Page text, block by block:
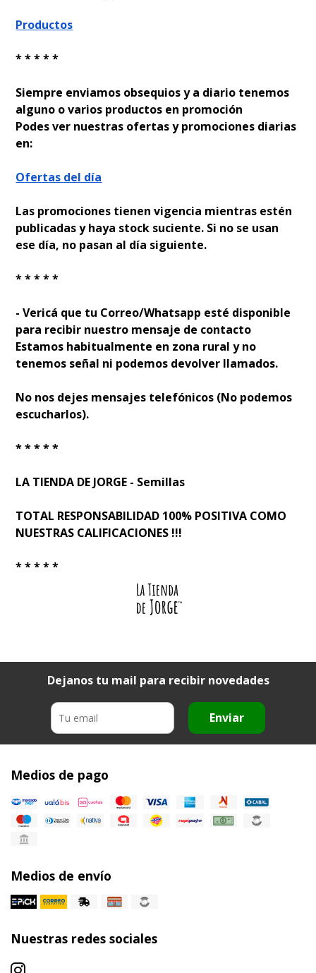
Productos
* * * * *
Siempre enviamos obsequios y a diario tenemos
alguno o varios productos en promoción
Podes ver nuestras ofertas y promociones diarias
en:
Ofertas del día
Las promociones tienen vigencia mientras estén
publicadas y haya stock suficiente. Si no se usan
ese día, no pasan al día siguiente.
* * * * *
- Verificá que tu Correo/Whatsapp esté disponible
para recibir nuestro mensaje de contacto
Estamos habitualmente en zona rural y no
tenemos señal ni podemos devolver llamados.
No nos dejes mensajes telefónicos (No podemos
escucharlos).
* * * * *
LA TIENDA DE JORGE - Semillas
TOTAL RESPONSABILIDAD 100% POSITIVA COMO
NUESTRAS CALIFICACIONES !!!
* * * * *
Dejanos tu mail para recibir novedades
Enviar
Medios de pago
Medios de envío
Nuestras redes sociales